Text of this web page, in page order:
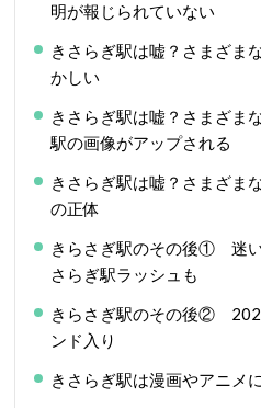
明が報じられていない
きさらぎ駅は嘘？さまざ
かしい
きさらぎ駅は嘘？さまざ
駅の画像がアップされる
きさらぎ駅は嘘？さまざ
の正体
きらさぎ駅のその後① 迷
さらぎ駅ラッシュも
きらさぎ駅のその後②
ンド入り
きさらぎ駅は漫画やアニメ